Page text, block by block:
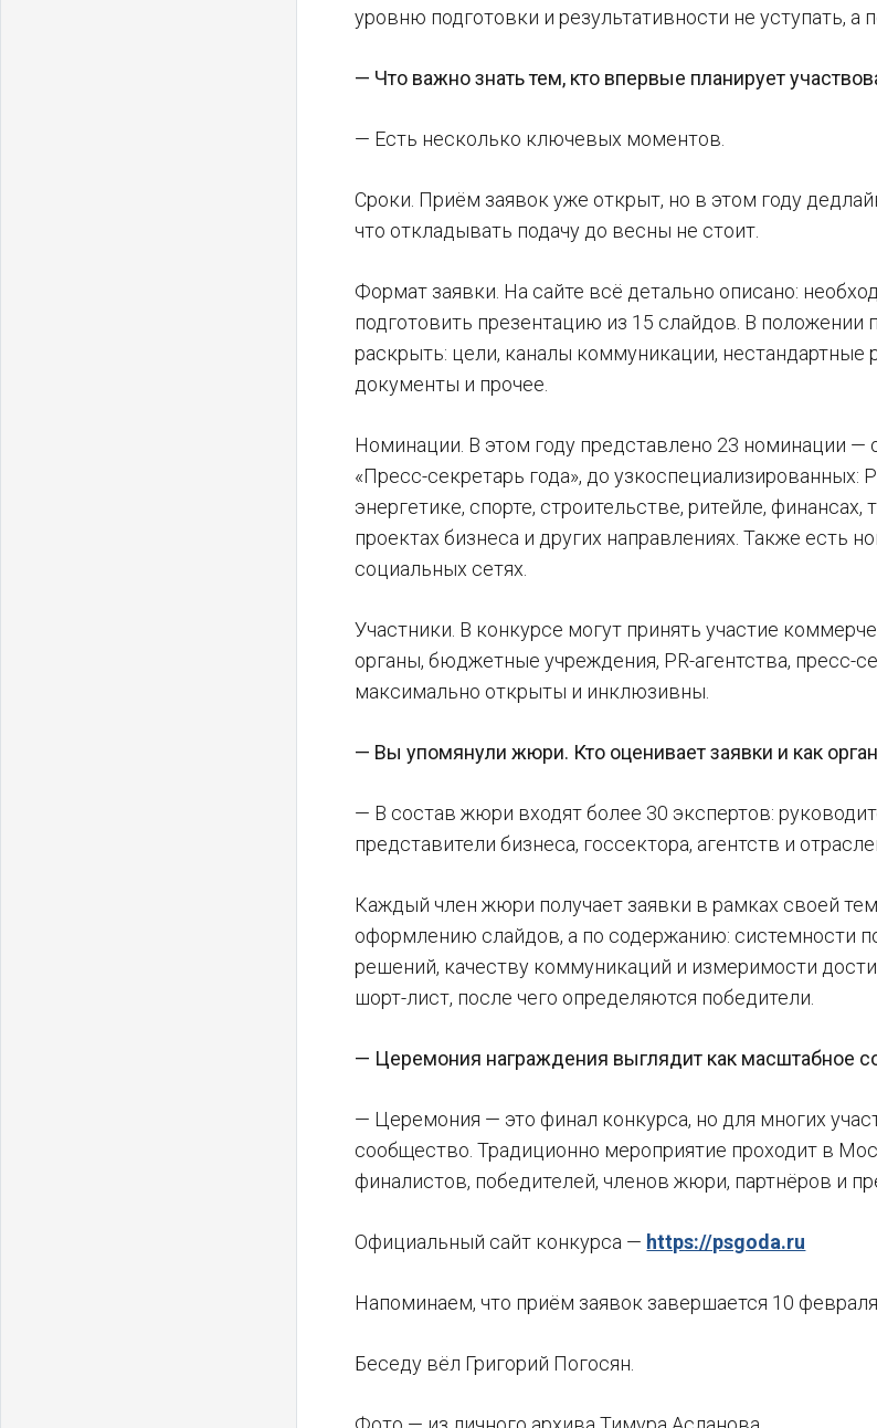
уровню подготовки и результативности не уступать,
— Что важно знать тем, кто впервые планирует
— Есть несколько ключевых моментов.
Сроки. Приём заявок уже открыт, но в этом году
что откладывать подачу до весны не стоит.
Формат заявки. На сайте всё детально описано:
подготовить презентацию из 15 слайдов. В
раскрыть: цели, каналы коммуникации,
документы и прочее.
Номинации. В этом году представлено 23 номинации —
«Пресс-секретарь года», до
энергетике, спорте, строительстве, ритейле,
проектах бизнеса и других направлениях. Также есть
социальных сетях.
Участники. В конкурсе могут принять участие
органы, бюджетные учреждения, PR-агентства,
максимально открыты и инклюзивны.
— Вы упомянули жюри. Кто оценивает заявки и как
— В состав жюри входят более 30 экспертов:
представители бизнеса, госсектора, агентств и
Каждый член жюри получает заявки в рамках своей
оформлению слайдов, а по содержанию: системности
решений, качеству коммуникаций и измеримости
шорт-лист, после чего определяются победители.
— Церемония награждения выглядит как масштабное
— Церемония — это финал конкурса, но для многих
сообщество. Традиционно мероприятие проходит в
финалистов, победителей, членов жюри, партнёров и
Официальный сайт конкурса — https://psgoda.ru
Напоминаем, что приём заявок завершается 10
Беседу вёл Григорий Погосян.